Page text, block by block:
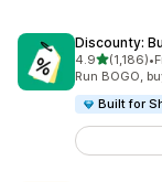
Discounty:
4.95つ星中
(1,186)
合計レビュー数
•
Run BOGO,
Built for